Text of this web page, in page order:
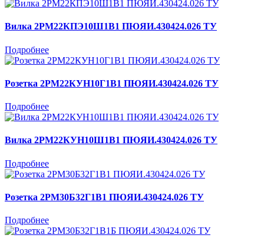
Вилка 2РМ22КПЭ10Ш1В1 ПЮЯИ.430424.026 ТУ
Подробнее
Розетка 2РМ22КУН10Г1В1 ПЮЯИ.430424.026 ТУ
Подробнее
Вилка 2РМ22КУН10Ш1В1 ПЮЯИ.430424.026 ТУ
Подробнее
Розетка 2РМ30Б32Г1В1 ПЮЯИ.430424.026 ТУ
Подробнее